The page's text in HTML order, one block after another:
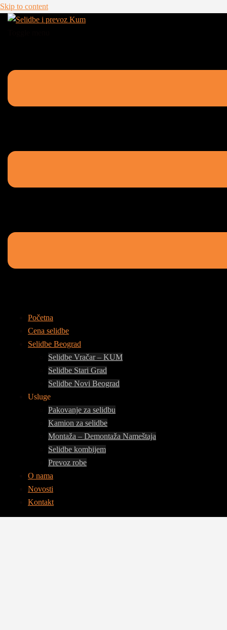
Skip to content
Početna
Cena selidbe
Selidbe Beograd
Selidbe Vračar – KUM
Selidbe Stari Grad
Selidbe Novi Beograd
Usluge
Pakovanje za selidbu
Kamion za selidbe
Montaža – Demontaža Nameštaja
Selidbe kombijem
Prevoz robe
O nama
Novosti
Kontakt